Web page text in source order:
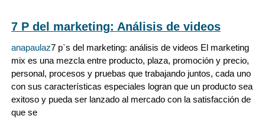
7 P del marketing: Análisis de videos
anapaulaz7 p`s del marketing: análisis de videos El marketing
mix es una mezcla entre producto, plaza, promoción y precio,
personal, procesos y pruebas que trabajando juntos, cada uno
con sus características especiales logran que un producto sea
exitoso y pueda ser lanzado al mercado con la satisfacción de
que se